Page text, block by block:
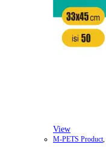
View
M-PETS Product,